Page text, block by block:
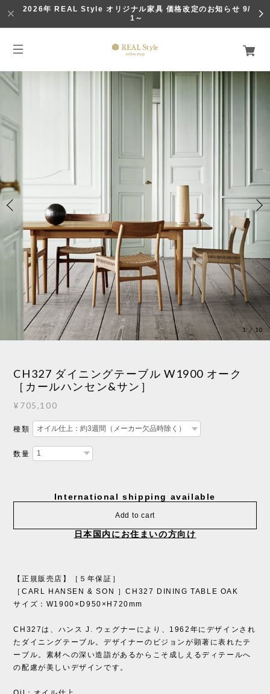
2026年 REAL Style オリジナル家具 価格改定のお知らせ 9/
1～
1/10
CH327 ダイニングテーブル W1900 オーク
［カールハンセン&サン］
¥705,100
種類
数量
International shipping available
Add to cart
日本国内にお住まいの方向け
【正規販売店】［５年保証］
［CARL HANSEN & SON ］CH327 DINING TABLE OAK
サイズ：W1900×D950×H720mm
CH327は、ハンス J. ウェグナーにより、1962年にデザインされ
たダイニングテーブル。デザイナーのビジョンが顕著に表れたテ
ーブル。素材への深い造詣があるからこそ成しえるディテールへ
の配慮が美しいデザインです。